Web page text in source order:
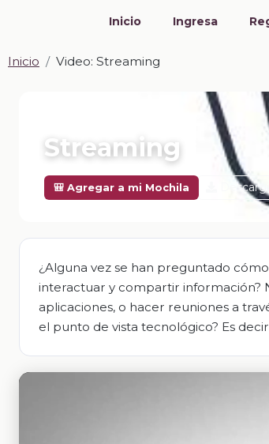
Inicio Ingresa
Inicio Video: Streaming
Streaming
🎒 Agregar a mi Mochila Descargar
¿Alguna vez se han preguntado
interactuar y compartir información?
aplicaciones, o hacer reuniones a
el punto de vista tecnológico? Es